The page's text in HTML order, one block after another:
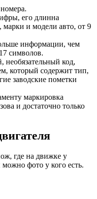
его длинна
марки и модели авто, от 9
информации, чем
символов.
необязательный код,
который содержит тип,
заводские пометки
маркировка
и достаточно только
где на движке у
фото у кого есть.